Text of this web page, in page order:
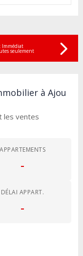
Immédiat
seulement
à Ajou
les ventes
APPARTEMENTS
-
DÉLAI APPART.
-